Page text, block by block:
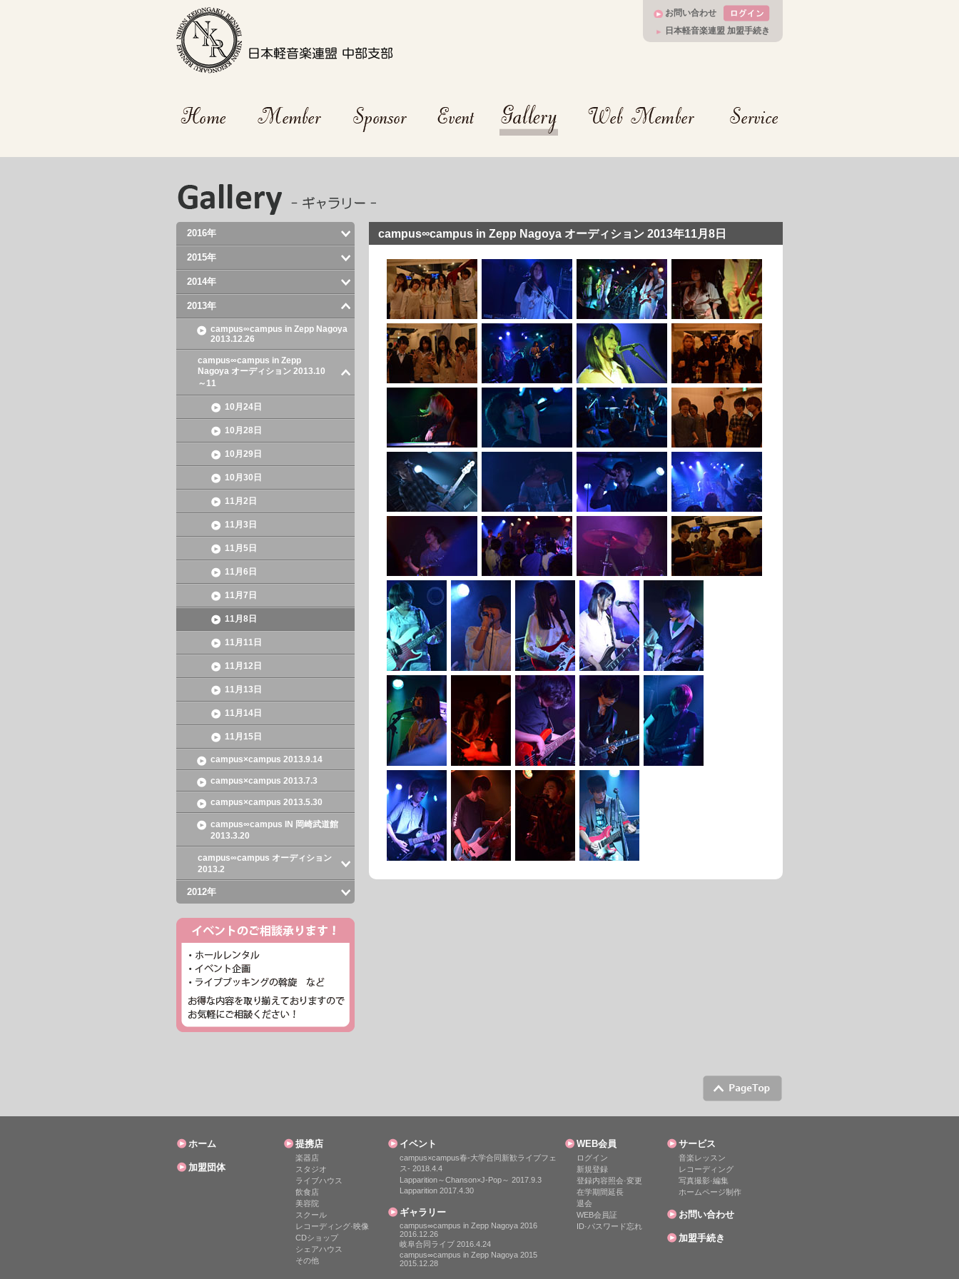
お問い合わせ
日本軽音楽連盟 加盟手続き
2016年
2015年
2014年
2013年
campus∞campus in Zepp Nagoya
2013.12.26
campus∞campus in Zepp
Nagoya オーディション 2013.10
～11
10月24日
10月28日
10月29日
10月30日
11月2日
11月3日
11月5日
11月6日
11月7日
11月8日
11月11日
11月12日
11月13日
11月14日
11月15日
campus×campus 2013.9.14
campus×campus 2013.7.3
campus×campus 2013.5.30
campus∞campus IN 岡崎武道館
2013.3.20
campus∞campus オーディション
2013.2
2012年
campus∞campus in Zepp Nagoya オーディション 2013年11月8日
ホーム
加盟団体
提携店
楽器店
スタジオ
ライブハウス
飲食店
美容院
スクール
レコーディング·映像
CDショップ
シェアハウス
その他
イベント
campus×campus春-大学合同新歓ライブフェ
ス- 2018.4.4
Lapparition～Chanson×J-Pop～ 2017.9.3
Lapparition 2017.4.30
ギャラリー
campus∞campus in Zepp Nagoya 2016
2016.12.26
岐阜合同ライブ 2016.4.24
campus∞campus in Zepp Nagoya 2015
2015.12.28
WEB会員
ログイン
新規登録
登録内容照会·変更
在学期間延長
退会
WEB会員証
ID·パスワード忘れ
サービス
音楽レッスン
レコーディング
写真撮影·編集
ホームページ制作
お問い合わせ
加盟手続き